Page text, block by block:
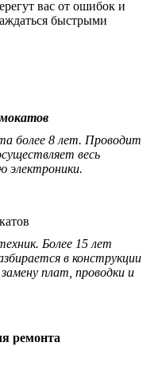
вас от ошибок и
быстрыми
более 8 лет. Проводит
весь
электроники.
Более 15 лет
в конструкции
плат, проводки и